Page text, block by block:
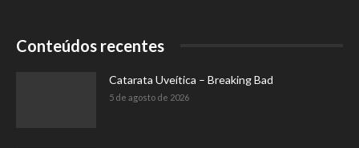
Conteúdos recentes
Catarata Uveítica – Breaking Bad
5 de agosto de 2026